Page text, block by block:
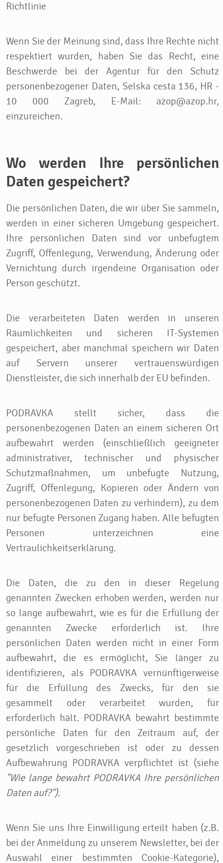
Richtlinie
Wenn Sie der Meinung sind, dass Ihre Rechte nicht
respektiert wurden, haben Sie das Recht, eine
Beschwerde bei der Agentur für den Schutz
personenbezogener Daten, Selska cesta 136, HR -
10 000 Zagreb, E-Mail: azop@azop.hr,
einzureichen.
Wo werden Ihre persönlichen
Daten gespeichert?
Die persönlichen Daten, die wir über Sie sammeln,
werden in einer sicheren Umgebung gespeichert.
Ihre persönlichen Daten sind vor unbefugtem
Zugriff, Offenlegung, Verwendung, Änderung oder
Vernichtung durch irgendeine Organisation oder
Person geschützt.
Die verarbeiteten Daten werden in unseren
Räumlichkeiten und sicheren IT-Systemen
gespeichert, aber manchmal speichern wir Daten
auf Servern unserer vertrauenswürdigen
Dienstleister, die sich innerhalb der EU befinden.
PODRAVKA stellt sicher, dass die
personenbezogenen Daten an einem sicheren Ort
aufbewahrt werden (einschließlich geeigneter
administrativer, technischer und physischer
Schutzmaßnahmen, um unbefugte Nutzung,
Zugriff, Offenlegung, Kopieren oder Ändern von
personenbezogenen Daten zu verhindern), zu dem
nur befugte Personen Zugang haben. Alle befugten
Personen unterzeichnen eine
Vertraulichkeitserklärung.
Die Daten, die zu den in dieser Regelung
genannten Zwecken erhoben werden, werden nur
so lange aufbewahrt, wie es für die Erfüllung der
genannten Zwecke erforderlich ist. Ihre
persönlichen Daten werden nicht in einer Form
aufbewahrt, die es ermöglicht, Sie länger zu
identifizieren, als PODRAVKA vernünftigerweise
für die Erfüllung des Zwecks, für den sie
gesammelt oder verarbeitet wurden, für
erforderlich hält. PODRAVKA bewahrt bestimmte
persönliche Daten für den Zeitraum auf, der
gesetzlich vorgeschrieben ist oder zu dessen
Aufbewahrung PODRAVKA verpflichtet ist (siehe
"Wie lange bewahrt PODRAVKA Ihre persönlichen
Daten auf?").
Wenn Sie uns Ihre Einwilligung erteilt haben (z.B.
bei der Anmeldung zu unserem Newsletter, bei der
Auswahl einer bestimmten Cookie-Kategorie),